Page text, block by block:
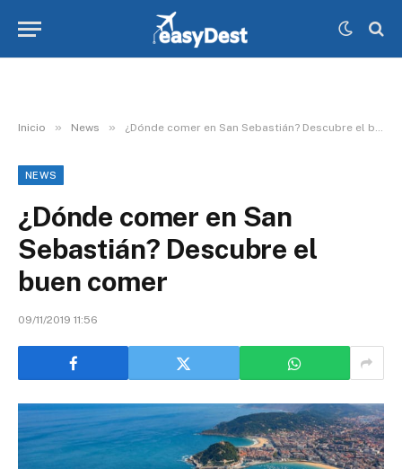
Inicio » News » ¿Dónde comer en San Sebastián? Descubre el buen comer
NEWS
¿Dónde comer en San
Sebastián? Descubre el
buen comer
09/11/2019 11:56